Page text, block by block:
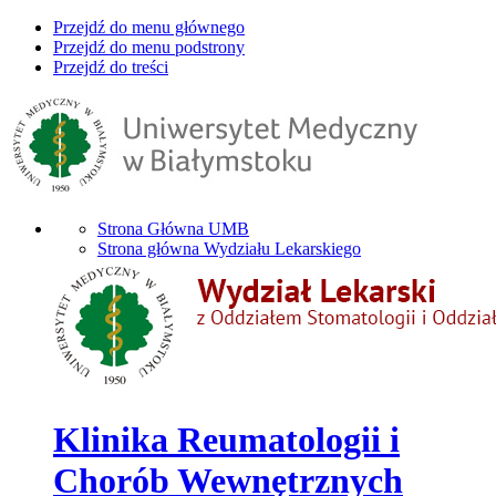
Przejdź do menu głównego
Przejdź do menu podstrony
Przejdź do treści
Strona Główna UMB
Strona główna Wydziału Lekarskiego
Klinika Reumatologii i
Chorób Wewnętrznych